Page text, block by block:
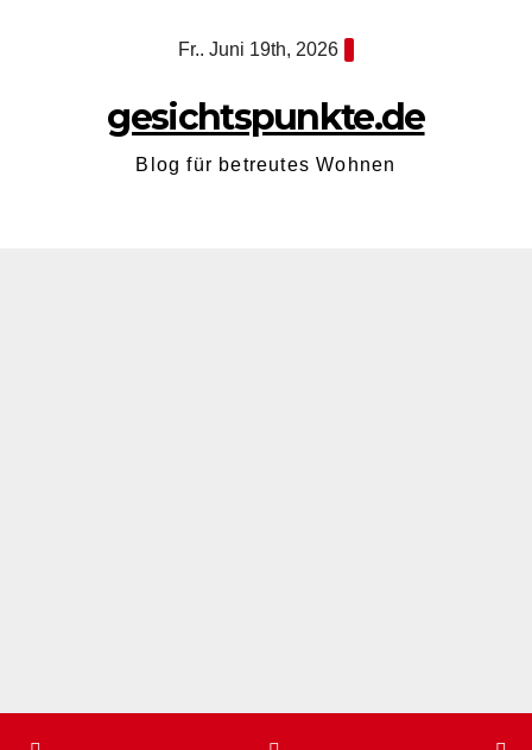
Fr.. Juni 19th, 2026
gesichtspunkte.de
Blog für betreutes Wohnen